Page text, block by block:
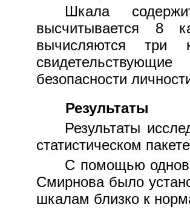
Шкала
высчитывается 8
вычисляются три
безопасности
Результаты
Результаты
статистическом
С помощью
Смирнова было
шкалам близко к